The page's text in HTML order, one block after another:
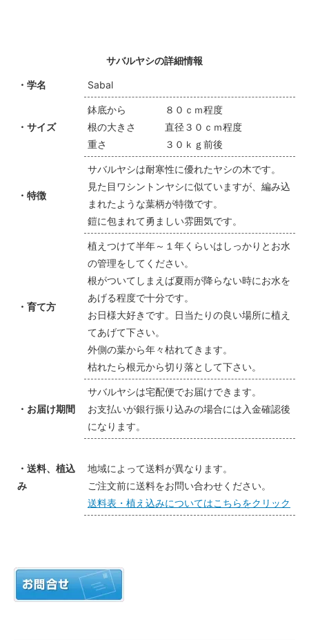
サバルヤシの詳細情報
・学名 Sabal
・サイズ
鉢底から ８０ｃｍ程度
根の大きさ 直径３０ｃｍ程度
重さ ３０ｋｇ前後
・特徴
サバルヤシは耐寒性に優れたヤシの木です。
見た目ワシントンヤシに似ていますが、編み込
まれたような葉柄が特徴です。
鎧に包まれて勇ましい雰囲気です。
・育て方
植えつけて半年～１年くらいはしっかりとお水
の管理をしてください。
根がついてしまえば夏雨が降らない時にお水を
あげる程度で十分です。
お日様大好きです。日当たりの良い場所に植え
てあげて下さい。
外側の葉から年々枯れてきます。
枯れたら根元から切り落として下さい。
・お届け期間
サバルヤシは宅配便でお届けできます。
お支払いが銀行振り込みの場合には入金確認後
になります。
・送料、植込
み
地域によって送料が異なります。
ご注文前に送料をお問い合わせください。
送料表・植え込みについてはこちらをクリック